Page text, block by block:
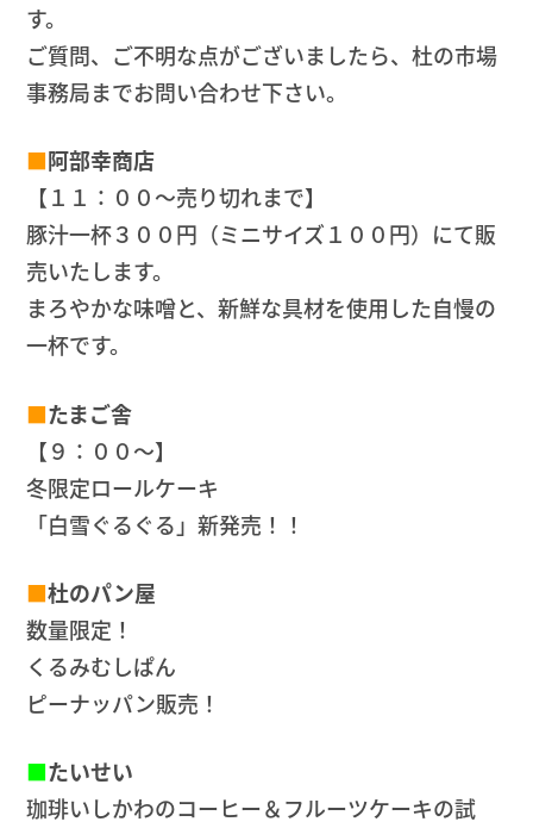
す。
ご質問、ご不明な点がございましたら、杜の市場
事務局までお問い合わせ下さい。
■阿部幸商店
【１１：００～売り切れまで】
豚汁一杯３００円（ミニサイズ１００円）にて販
売いたします。
まろやかな味噌と、新鮮な具材を使用した自慢の
一杯です。
■たまご舎
【９：００～】
冬限定ロールケーキ
「白雪ぐるぐる」新発売！！
■杜のパン屋
数量限定！
くるみむしぱん
ピーナッパン販売！
■たいせい
珈琲いしかわのコーヒー＆フルーツケーキの試